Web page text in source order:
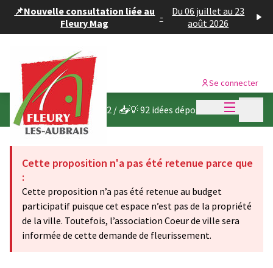
📌Nouvelle consultation liée au
Fleury Mag
-
Du 06 juillet au 23
août 2026
Menu
Se connecter
Budget participatif 2022 / 📥💡 92 idées déposées
Cette proposition n'a pas été retenue parce que
:
Cette proposition n’a pas été retenue au budget
participatif puisque cet espace n’est pas de la propriété
de la ville. Toutefois, l’association Coeur de ville sera
informée de cette demande de fleurissement.
Panneau de gestion des cookies